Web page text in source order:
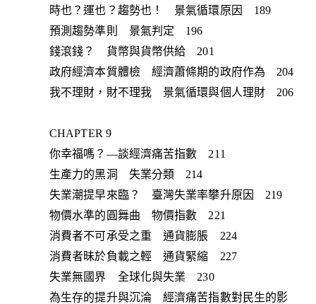
時也？運也？趨勢也！ 景氣循環原因 189
預測趨勢準則 景氣判定 196
錢滾錢？ 貨幣與貨幣供給 201
政府經濟本質體檢 經濟蕭條期的政府作為 204
我不理財，財不理我 景氣循環與個人理財 206
CHAPTER 9
你幸福嗎？—談經濟痛苦指數 211
生產力的黑洞 失業分類 214
失業潮提早來臨？ 臺灣失業率攀升原因 219
物價水準的圓舞曲 物價指數 221
消費者不可承受之重 通貨膨脹 224
消費者昧於負載之輕 通貨緊縮 227
失業無國界 全球化與失業 230
為生存的提升與沉淪 經濟痛苦指數對民生的影